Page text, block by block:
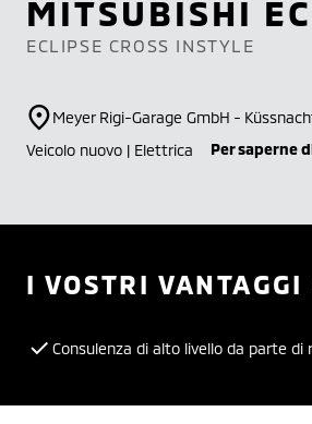
MITSUBISHI
ECLIPSE CROSS INSTYLE
Meyer Rigi-Garage GmbH -
Veicolo nuovo | Elettrica
Per saperne
I VOSTRI
Consulenza di alto livello da parte